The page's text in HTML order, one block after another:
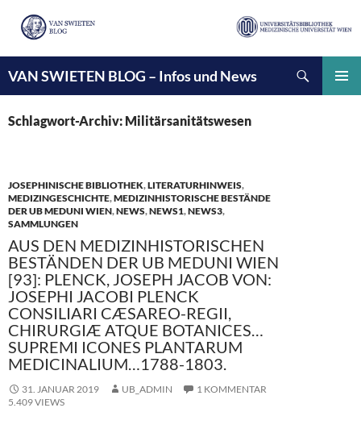
VAN SWIETEN BLOG – Infos und News
INHALT
SPRINGEN
Schlagwort-Archiv: Militärsanitätswesen
JOSEPHINISCHE BIBLIOTHEK,LITERATURHINWEIS,
MEDIZINGESCHICHTE,MEDIZINHISTORISCHE BESTÄNDE
DER UB MEDUNI WIEN,NEWS,NEWS1,NEWS3,
SAMMLUNGEN
AUS DEN MEDIZINHISTORISCHEN
BESTÄNDEN DER UB MEDUNI WIEN
[93]: PLENCK, JOSEPH JACOB VON:
JOSEPHI JACOBI PLENCK
CONSILIARI CÆSAREO-REGII,
CHIRURGIÆ ATQUE BOTANICES…
SUPREMI ICONES PLANTARUM
MEDICINALIUM…1788-1803.
31. JANUAR 2019 UB_ADMIN
1 KOMMENTAR
5.409 VIEWS